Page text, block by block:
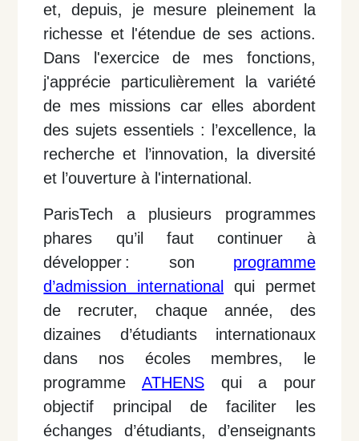
et, depuis, je mesure pleinement la
richesse et l'étendue de ses actions.
Dans l'exercice de mes fonctions,
j'apprécie particulièrement la variété
de mes missions car elles abordent
des sujets essentiels : l’excellence, la
recherche et l’innovation, la diversité
et l’ouverture à l'international.
ParisTech a plusieurs programmes
phares qu’il faut continuer à
développer : son programme
d’admission international
qui permet
de recruter, chaque année, des
dizaines d’étudiants internationaux
dans nos écoles membres, le
programme ATHENSqui a pour
objectif principal de faciliter les
échanges d’étudiants, d’enseignants